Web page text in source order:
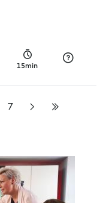
15min
7